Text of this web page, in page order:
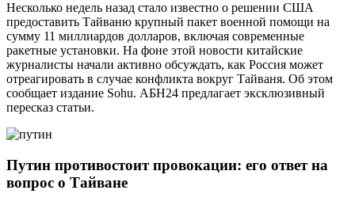
Несколько недель назад стало известно о решении США
предоставить Тайваню крупный пакет военной помощи на
сумму 11 миллиардов долларов, включая современные
ракетные установки. На фоне этой новости китайские
журналисты начали активно обсуждать, как Россия может
отреагировать в случае конфликта вокруг Тайваня. Об этом
сообщает издание Sohu. АБН24 предлагает эксклюзивный
пересказ статьи.
Путин противостоит провокации: его ответ на
вопрос о Тайване